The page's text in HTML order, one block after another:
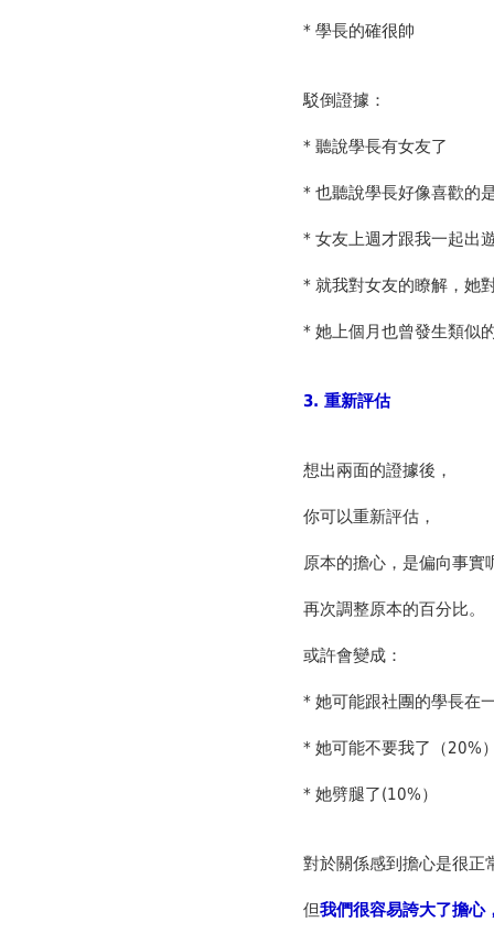
* 學長的確很帥
駁倒證據：
* 聽說學長有女友了
* 也聽說學長好像喜歡的
* 女友上週才跟我一起出
* 就我對女友的瞭解，她
* 她上個月也曾發生類似
3. 重新評估
想出兩面的證據後，
你可以重新評估，
原本的擔心，是偏向事實
再次調整原本的百分比。
或許會變成：
* 她可能跟社團的學長在
* 她可能不要我了（20%
* 她劈腿了(10%）
對於關係感到擔心是很正
但我們很容易誇大了擔心